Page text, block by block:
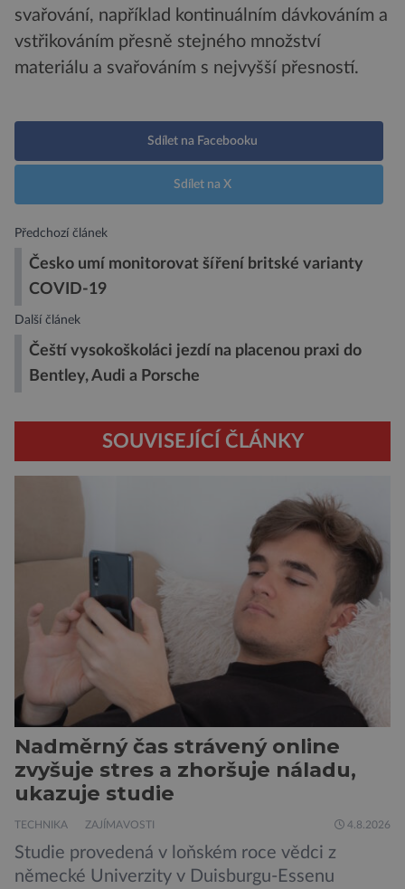
svařování, například kontinuálním dávkováním a
vstřikováním přesně stejného množství
materiálu a svařováním s nejvyšší přesností.
Sdílet na Facebooku
Sdílet na X
Předchozí článek
Česko umí monitorovat šíření britské varianty
COVID-19
Další článek
Čeští vysokoškoláci jezdí na placenou praxi do
Bentley, Audi a Porsche
SOUVISEJÍCÍ ČLÁNKY
Nadměrný čas strávený online
zvyšuje stres a zhoršuje náladu,
ukazuje studie
TECHNIKA ZAJÍMAVOSTI 4.8.2026
Studie provedená v loňském roce vědci z
německé Univerzity v Duisburgu-Essenu